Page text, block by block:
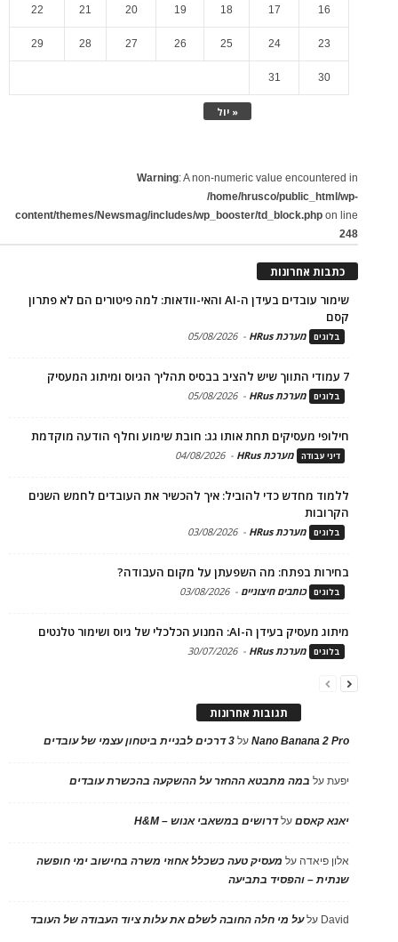
« יול
16
17
18
19
20
21
22
23
24
25
26
27
28
29
30
31
Warning: A non-numeric value encountered in
/home/hrusco/public_html/wp-
content/themes/Newsmag/includes/wp_booster/td_block.php on line
248
כתבות אחרונות
שימור עובדים בעידן ה-AI והאי-וודאות: למה פיטורים הם לא פתרון
קסם
בלוגים מערכת HRus -
05/08/2026
7 עמודי התווך שיש להציב בבסיס תהליך הגיוס ומיתוג המעסיק
בלוגים מערכת HRus -
05/08/2026
חילופי מעסיקים תחת אותו גג: חובת שימוע וחלף הודעה מוקדמת
דיני עבודה מערכת HRus -
04/08/2026
ללמוד מחדש כדי להוביל: איך להכשיר את העובדים לחמש השנים
הקרובות
בלוגים מערכת HRus -
03/08/2026
בחירות בפתח: מה השפעתן על מקום העבודה?
בלוגים כותבים חיצוניים -
03/08/2026
מיתוג מעסיק בעידן ה-AI: המנוע הכלכלי של גיוס ושימור טלנטים
בלוגים מערכת HRus -
30/07/2026
תגובות אחרונות
Nano Banana 2 Proעל 3 דרכים לבניית ביטחון עצמי של עובדים
יפעתעל במה מתבטא ההחזר על ההשקעה בהכשרת עובדים
יאנא קאסםעלדרושים במשאבי אנוש – H&M
אלון פיאדה על מעסיק טעה כשכלל אחוזי משרה בחישוב ימי חופשה
שנתית – והפסיד בתביעה
David עלעל מי חלה החובה לשלם את עלות ציוד העבודה של העובד